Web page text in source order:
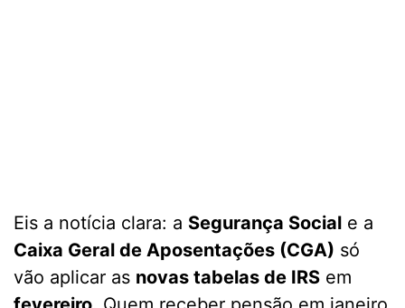
Eis a notícia clara: a Segurança Social e a
Caixa Geral de Aposentações (CGA) só
vão aplicar as novas tabelas de IRS em